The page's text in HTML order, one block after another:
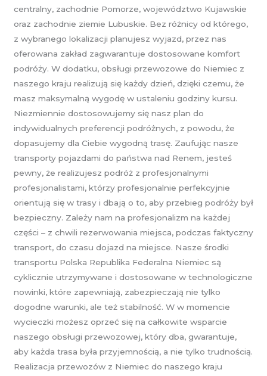
centralny, zachodnie Pomorze, województwo Kujawskie
oraz zachodnie ziemie Lubuskie. Bez różnicy od którego,
z wybranego lokalizacji planujesz wyjazd, przez nas
oferowana zakład zagwarantuje dostosowane komfort
podróży. W dodatku, obsługi przewozowe do Niemiec z
naszego kraju realizują się każdy dzień, dzięki czemu, że
masz maksymalną wygodę w ustaleniu godziny kursu.
Niezmiennie dostosowujemy się nasz plan do
indywidualnych preferencji podróżnych, z powodu, że
dopasujemy dla Ciebie wygodną trasę. Zaufując nasze
transporty pojazdami do państwa nad Renem, jesteś
pewny, że realizujesz podróż z profesjonalnymi
profesjonalistami, którzy profesjonalnie perfekcyjnie
orientują się w trasy i dbają o to, aby przebieg podróży był
bezpieczny. Zależy nam na profesjonalizm na każdej
części – z chwili rezerwowania miejsca, podczas faktyczny
transport, do czasu dojazd na miejsce. Nasze środki
transportu Polska Republika Federalna Niemiec są
cyklicznie utrzymywane i dostosowane w technologiczne
nowinki, które zapewniają, zabezpieczają nie tylko
dogodne warunki, ale też stabilność. W w momencie
wycieczki możesz oprzeć się na całkowite wsparcie
naszego obsługi przewozowej, który dba, gwarantuje,
aby każda trasa była przyjemnością, a nie tylko trudnością.
Realizacja przewozów z Niemiec do naszego kraju